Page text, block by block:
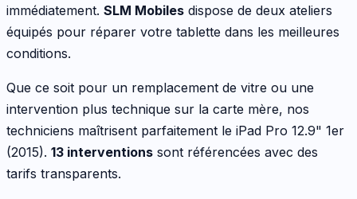
immédiatement. SLM Mobiles dispose de deux ateliers
équipés pour réparer votre tablette dans les meilleures
conditions.
Que ce soit pour un remplacement de vitre ou une
intervention plus technique sur la carte mère, nos
techniciens maîtrisent parfaitement le iPad Pro 12.9" 1er
(2015). 13 interventions sont référencées avec des
tarifs transparents.